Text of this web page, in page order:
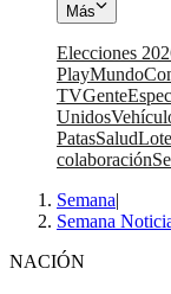
Más
Elecciones
PlayMundo
TVGente
Unidos
PatasSalud
colaboración
Semana|
Semana
NACIÓN